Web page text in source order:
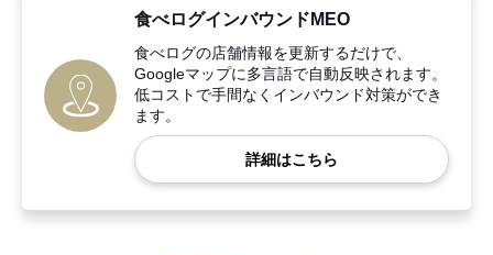
食べログインバウンドMEO
食べログの店舗情報を更新するだけで、
Googleマップに多言語で自動反映されます。
低コストで手間なくインバウンド対策ができ
ます。
詳細はこちら